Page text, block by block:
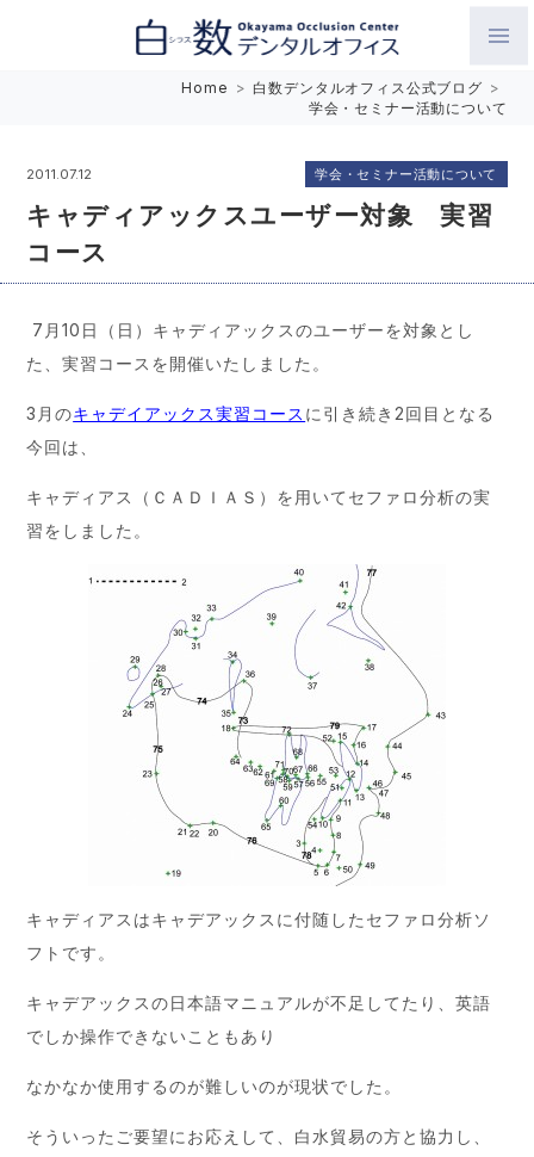
Home > 白数デンタルオフィス公式ブログ >
学会・セミナー活動について
2011.07.12
キャディアックスユーザー対象 実習
コース
学会・セミナー活動について
7月10日（日）キャディアックスのユーザーを対象とし
た、実習コースを開催いたしました。
3月のキャデイアックス実習コース に引き続き2回目となる
今回は、
キャディアス（ＣＡＤＩＡＳ）を用いてセファロ分析の実
習をしました。
キャディアスはキャデアックスに付随したセファロ分析ソ
フトです。
キャデアックスの日本語マニュアルが不足してたり、英語
でしか操作できないこともあり
なかなか使用するのが難しいのが現状でした。
そういったご要望にお応えして、白水貿易の方と協力し、